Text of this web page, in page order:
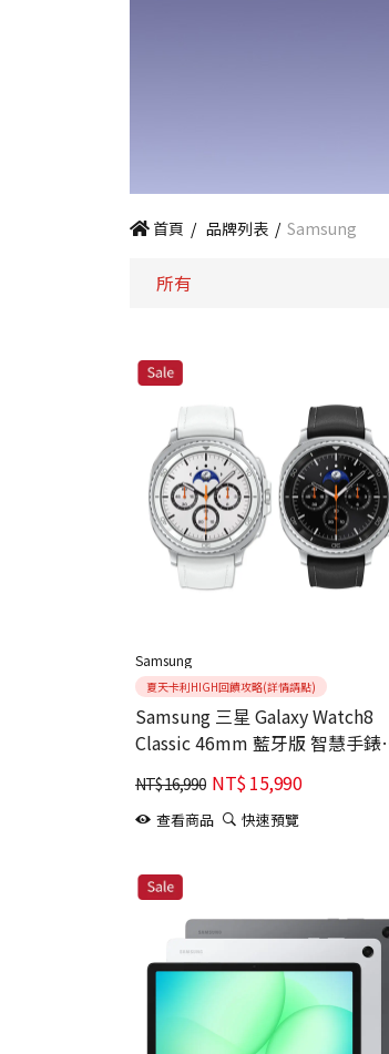
首頁 / 品牌列表 / Samsung
所有
Samsung
夏天卡利HIGH回饋攻略(詳情請點)
Samsung 三星 Galaxy Watch8
Classic 46mm 藍牙版 智慧手錶
NT$16,990 NT$15,990
查看商品 快速預覽